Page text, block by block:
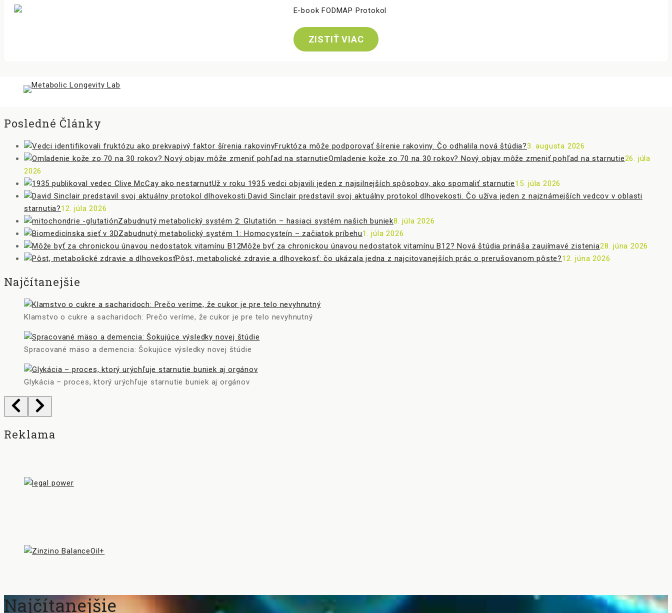
ZISTIŤ VIAC
Posledné Články
Fruktóza môže podporovať šírenie rakoviny. Čo odhalila nová štúdia?3. augusta 2026
Omladenie kože zo 70 na 30 rokov? Nový objav môže zmeniť pohľad na starnutie26. júla
2026
Už v roku 1935 vedci objavili jeden z najsilnejších spôsobov, ako spomaliť starnutie15. júla 2026
David Sinclair predstavil svoj aktuálny protokol dlhovekosti. Čo užíva jeden z najznámejších vedcov v oblasti
starnutia?12. júla 2026
Zabudnutý metabolický systém 2: Glutatión – hasiaci systém našich buniek8. júla 2026
Zabudnutý metabolický systém 1: Homocysteín – začiatok príbehu1. júla 2026
Môže byť za chronickou únavou nedostatok vitamínu B12? Nová štúdia prináša zaujímavé zistenia28. júna 2026
Pôst, metabolické zdravie a dlhovekosť: čo ukázala jedna z najcitovanejších prác o prerušovanom pôste?12. júna 2026
Najčítanejšie
Klamstvo o cukre a sacharidoch: Prečo veríme, že cukor je pre telo nevyhnutný
Spracované mäso a demencia: Šokujúce výsledky novej štúdie
Glykácia – proces, ktorý urýchľuje starnutie buniek aj orgánov
Reklama
Najčítanejšie